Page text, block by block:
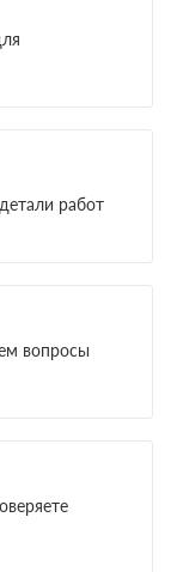
работ
вопросы